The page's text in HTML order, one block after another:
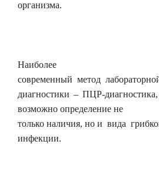
организма.
Наиболее
современный метод
диагностики – ПЦР-
возможно определение не
только наличия, но и вида
инфекции.